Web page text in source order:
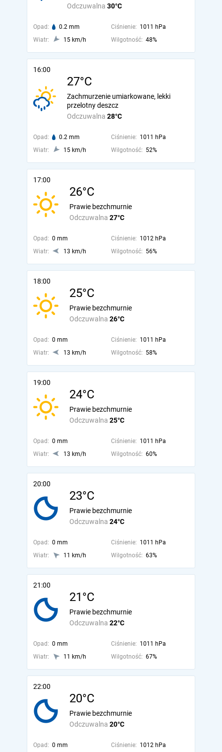
Odczuwalna 30°C
Opad: 0.2 mm Ciśnienie: 1011 hPa
Wiatr:
15 km/h Wilgotność: 48%
16:00
27°C
Odczuwalna 28°C
Zachmurzenie umiarkowane, lekki
przelotny deszcz
Opad: 0.2 mm Ciśnienie: 1011 hPa
Wiatr:
15 km/h Wilgotność: 52%
17:00
26°C
Odczuwalna 27°C
Prawie bezchmurnie
Opad: 0 mm Ciśnienie: 1012 hPa
Wiatr:
13 km/h Wilgotność: 56%
18:00
25°C
Odczuwalna 26°C
Prawie bezchmurnie
Opad: 0 mm Ciśnienie: 1011 hPa
Wiatr:
13 km/h Wilgotność: 58%
19:00
24°C
Odczuwalna 25°C
Prawie bezchmurnie
Opad: 0 mm Ciśnienie: 1011 hPa
Wiatr:
13 km/h Wilgotność: 60%
20:00
23°C
Odczuwalna 24°C
Prawie bezchmurnie
Opad: 0 mm Ciśnienie: 1011 hPa
Wiatr:
11 km/h Wilgotność: 63%
21:00
21°C
Odczuwalna 22°C
Prawie bezchmurnie
Opad: 0 mm Ciśnienie: 1011 hPa
Wiatr:
11 km/h Wilgotność: 67%
22:00
20°C
Odczuwalna 20°C
Prawie bezchmurnie
Opad: 0 mm Ciśnienie: 1012 hPa